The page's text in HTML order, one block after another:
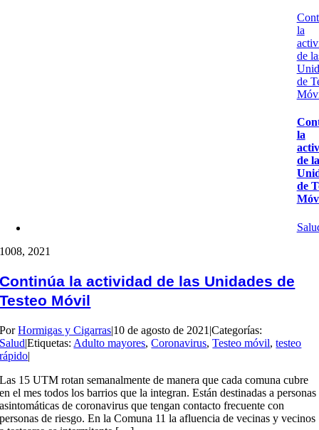
la
de
de
la
de
de
1008, 2021
Continúa la actividad de las Unidades de
Testeo Móvil
PorHormigas y Cigarras|10 de agosto de 2021 |Categorías:
Salud|Etiquetas: Adulto mayores,Coronavirus,Testeo móvil,testeo
rápido|
Las 15 UTM rotan semanalmente de manera que cada comuna cubre
en el mes todos los barrios que la integran. Están destinadas a personas
asintomáticas de coronavirus que tengan contacto frecuente con
personas de riesgo. En la Comuna 11 la afluencia de vecinas y vecinos